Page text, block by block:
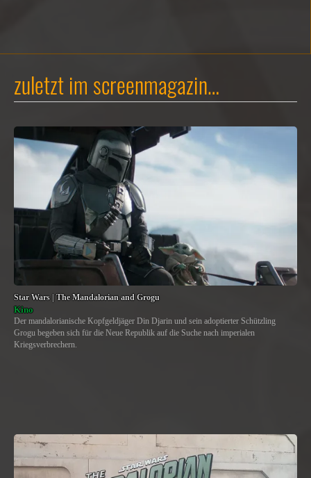
zuletzt im screenmagazin…
Star Wars | The Mandalorian and Grogu
Kino
Der mandalorianische Kopfgeldjäger Din Djarin und sein adoptierter Schützling
Grogu begeben sich für die Neue Republik auf die Suche nach imperialen
Kriegsverbrechern.